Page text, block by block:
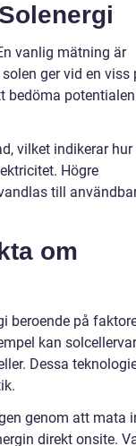
vanlig mätning är
ger vid en viss
bedöma
vilket indikerar hur
Högre
till
om
beroende på
kan
Dessa
genom att mata
direkt onsite.